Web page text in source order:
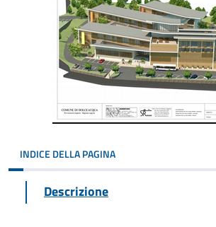
INDICE DELLA PAGINA
Descrizione